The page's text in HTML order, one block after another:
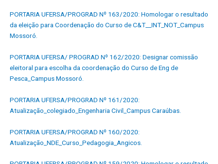
PORTARIA UFERSA/PROGRAD Nº 163/2020: Homologar o resultado
da eleição para Coordenação do Curso de C&T__INT_NOT_Campus
Mossoró.
PORTARIA UFERSA/ PROGRAD Nº 162/2020: Designar comissão
eleitoral para escolha da coordenação do Curso de Eng de
Pesca_Campus Mossoró.
PORTARIA UFERSA/PROGRAD Nº 161/2020:
Atualização_colegiado_Engenharia Civil_Campus Caraúbas.
PORTARIA UFERSA/PROGRAD Nº 160/2020:
Atualização_NDE_Curso_Pedagogia_Angicos.